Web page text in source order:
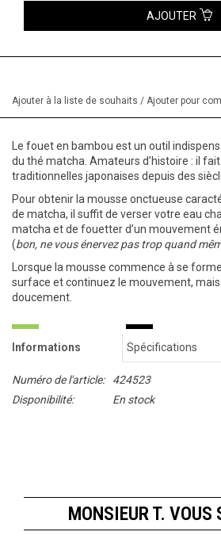
AJOUTER
Ajouter à la liste de souhaits / Ajouter pour
Le fouet en bambou est un outil
du thé matcha. Amateurs d’histoire : il
traditionnelles japonaises depuis des
Pour obtenir la mousse onctueuse
de matcha, il suffit de verser votre eau
matcha et de fouetter d’un mouvement
(bon, ne vous énervez pas trop quand
Lorsque la mousse commence à se
surface et continuez le mouvement,
doucement.
Informations Spécifications
Numéro de l'article:
424523
Disponibilité:
En stock
MONSIEUR T. VOUS